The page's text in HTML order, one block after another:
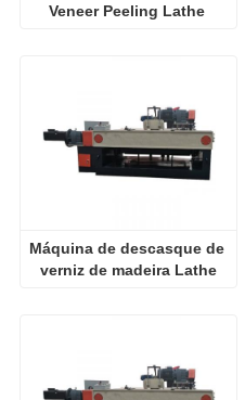
Veneer Peeling Lathe
Máquina de descasque de
verniz de madeira Lathe